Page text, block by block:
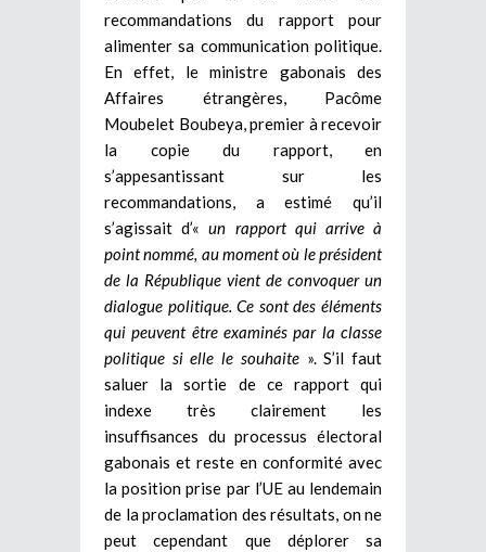
recommandations du rapport pour
alimenter sa communication politique.
En effet, le ministre gabonais des
Affaires étrangères, Pacôme
Moubelet Boubeya, premier à recevoir
la copie du rapport, en
s’appesantissant sur les
recommandations, a estimé qu’il
s’agissait d’« un rapport qui arrive à
point nommé, au moment où le président
de la République vient de convoquer un
dialogue politique. Ce sont des éléments
qui peuvent être examinés par la classe
politique si elle le souhaite». S’il faut
saluer la sortie de ce rapport qui
indexe très clairement les
insuffisances du processus électoral
gabonais et reste en conformité avec
la position prise par l’UE au lendemain
de la proclamation des résultats, on ne
peut cependant que déplorer sa